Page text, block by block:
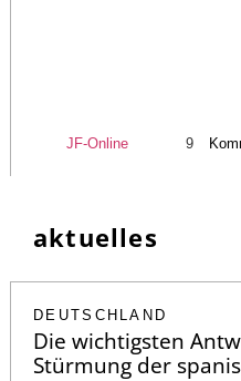
JF-Online 9
aktuelles
DEUTSCHLAND
Die wichtigsten
Stürmung der